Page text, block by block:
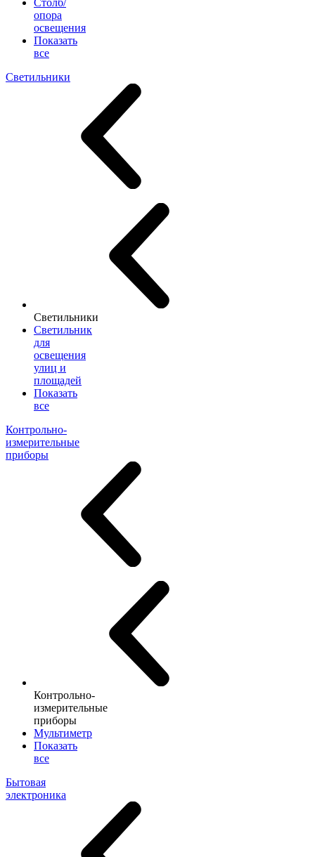
Столб/
опора
освещения
Показать
все
Светильники
Светильники
Светильник
для
освещения
улиц и
площадей
Показать
все
Контрольно-
измерительные
приборы
Контрольно-
измерительные
приборы
Мультиметр
Показать
все
Бытовая
электроника